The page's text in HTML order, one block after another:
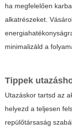
ha megfelelően
alkatrészeket.
minimalizáld a
Tippek
Utazáskor tartsd az
helyezd a teljesen
repülőtársaság